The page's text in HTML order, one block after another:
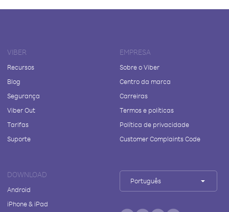
VIBER
Recursos
Blog
Segurança
Viber Out
Tarifas
Suporte
EMPRESA
Sobre o Viber
Centro da marca
Carreiras
Termos e políticas
Política de privacidade
Customer Complaints Code
DOWNLOAD
Android
iPhone & iPad
Português